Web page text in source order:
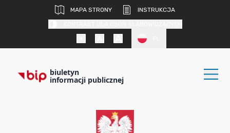
MAPA STRONY
INSTRUKCJA
biuletyn
informacji publicznej